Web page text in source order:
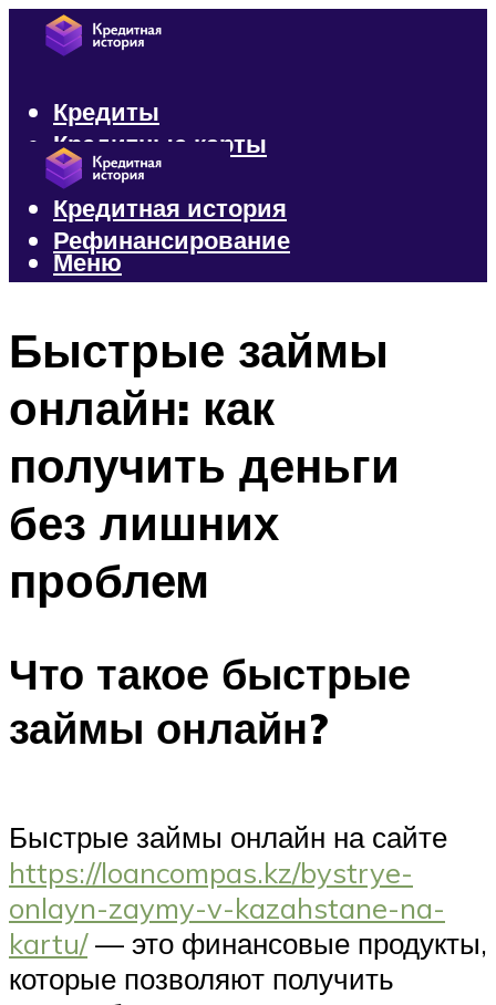
Кредиты
Кредитные карты
Микрозаймы
Кредитная история
Рефинансирование
Меню
Быстрые займы
онлайн: как
получить деньги
без лишних
проблем
Что такое быстрые
займы онлайн?
Быстрые займы онлайн на сайте
https://loancompas.kz/bystrye-
onlayn-zaymy-v-kazahstane-na-
kartu/— это финансовые продукты,
которые позволяют получить